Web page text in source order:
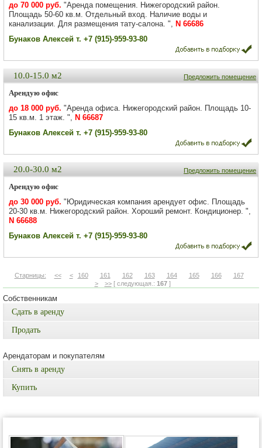
до 70 000 руб. "Аренда помещения. Нижегородский район.
Площадь 50-60 кв.м. Отдельный вход. Наличие воды и
канализации. Для размещения тату-салона. ", N 66686
Бунаков Алексей т. +7 (915)-959-93-80
Предложить помещение
10.0-15.0 м2
Арендую офис
до 18 000 руб. "Аренда офиса. Нижегородский район. Площадь 10-
15 кв.м. 1 этаж. ", N 66687
Бунаков Алексей т. +7 (915)-959-93-80
Предложить помещение
20.0-30.0 м2
Арендую офис
до 30 000 руб. "Юридическая компания арендует офис. Площадь
20-30 кв.м. Нижегородский район. Хороший ремонт. Кондиционер. ",
N 66688
Бунаков Алексей т. +7 (915)-959-93-80
Старницы: << < 160 161 162 163 164 165 166
167
>
>>[ следующая.: 167]
Собственникам
Сдать в аренду
Продать
Арендаторам и покупателям
Снять в аренду
Купить